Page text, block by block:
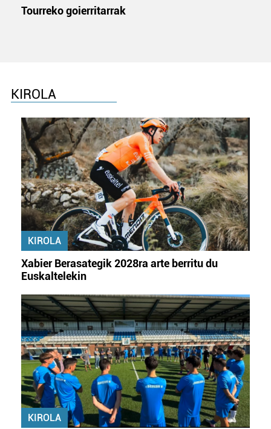
Tourreko goierritarrak
KIROLA
KIROLA
Xabier Berasategik 2028ra arte berritu du
Euskaltelekin
KIROLA